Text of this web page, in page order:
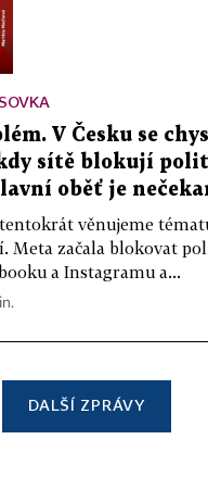
V Česku se
sítě blokují
oběť je
tentokrát věnujeme
Meta začala blokovat
a Instagramu a...
DALŠÍ ZPRÁVY